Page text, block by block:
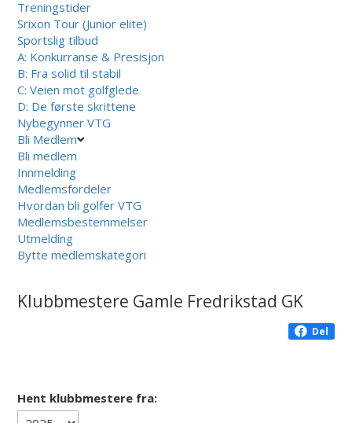
Treningstider
Srixon Tour (Junior elite)
Sportslig tilbud
A: Konkurranse & Presisjon
B: Fra solid til stabil
C: Veien mot golfglede
D: De første skrittene
Nybegynner VTG
Bli Medlem
Bli medlem
Innmelding
Medlemsfordeler
Hvordan bli golfer VTG
Medlemsbestemmelser
Utmelding
Bytte medlemskategori
Klubbmestere Gamle Fredrikstad GK
Del
Hent klubbmestere fra: